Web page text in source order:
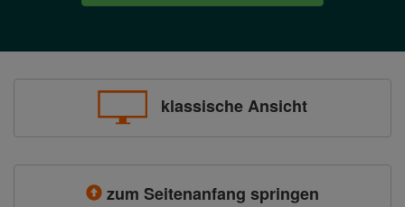
klassische Ansicht
zum Seitenanfang springen